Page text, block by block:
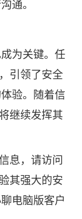
通。
为关键。任
引领了安全
验。随着信
继续发挥其
息，请访问
其强大的安
电脑版客户